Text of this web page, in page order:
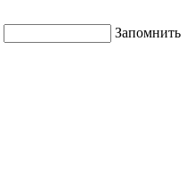
Запомнить